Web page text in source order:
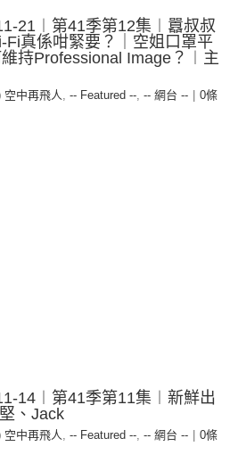
21︱第41季第12集︱囂叔叔
Fi真係咁緊要？｜空姐口罩平
持Professional Image？︱主
空中再飛人, -- Featured --, -- 網台 --
0條
14︱第41季第11集︱新鮮出
、Jack
空中再飛人, -- Featured --, -- 網台 --
0條